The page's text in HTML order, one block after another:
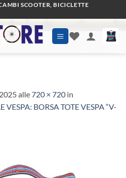
SCOOTER, BICICLETTE
alle720 × 720 in
BORSA TOTE VESPA “V-